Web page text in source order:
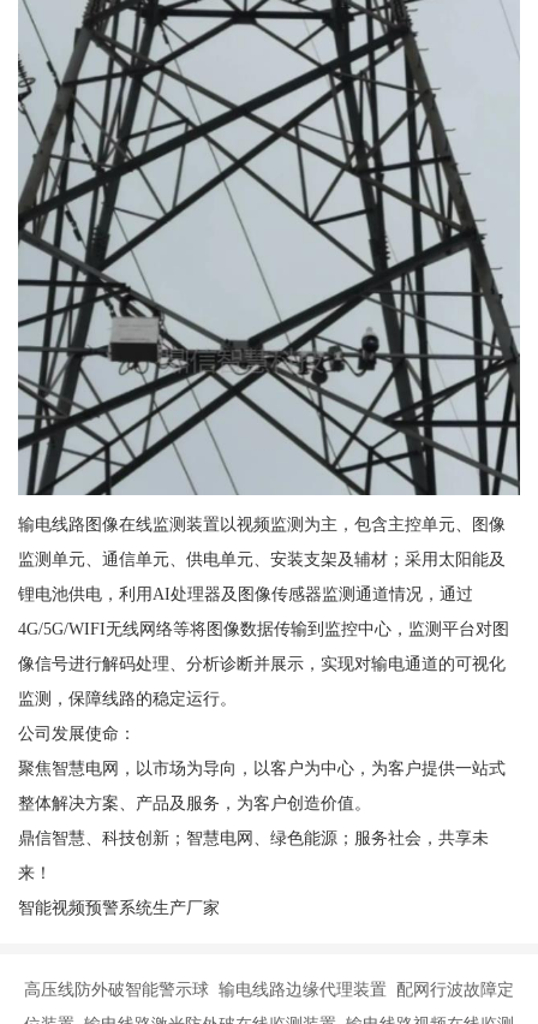
输电线路图像在线监测装置以视频监测为主，包含主控单元、图像
监测单元、通信单元、供电单元、安装支架及辅材；采用太阳能及
锂电池供电，利用AI处理器及图像传感器监测通道情况，通过
4G/5G/WIFI无线网络等将图像数据传输到监控中心，监测平台对图
像信号进行解码处理、分析诊断并展示，实现对输电通道的可视化
监测，保障线路的稳定运行。
公司发展使命：
聚焦智慧电网，以市场为导向，以客户为中心，为客户提供一站式
整体解决方案、产品及服务，为客户创造价值。
鼎信智慧、科技创新；智慧电网、绿色能源；服务社会，共享未
来！
智能视频预警系统生产厂家
高压线防外破智能警示球 输电线路边缘代理装置 配网行波故障定